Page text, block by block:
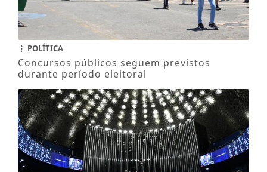
POLÍTICA
Concursos públicos seguem previstos
durante período eleitoral